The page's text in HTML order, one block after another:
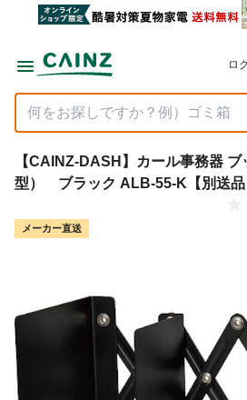
ロ
【CAINZ-DASH】カール事務器
型） ブラック ALB-55-K【別送品
メーカー直送